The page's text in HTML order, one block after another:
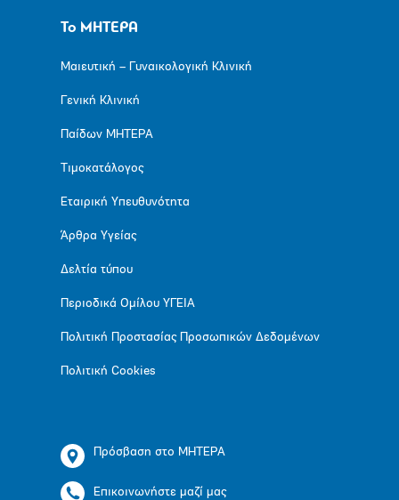
Το ΜΗΤΕΡΑ
Μαιευτική – Γυναικολογική Κλινική
Γενική Κλινική
Παίδων ΜΗΤΕΡΑ
Τιμοκατάλογος
Εταιρική Υπευθυνότητα
Άρθρα Υγείας
Δελτία τύπου
Περιοδικά Ομίλου ΥΓΕΙΑ
Πολιτική Προστασίας Προσωπικών Δεδομένων
Πολιτική Cookies
Πρόσβαση στο ΜΗΤΕΡΑ
Επικοινωνήστε μαζί μας